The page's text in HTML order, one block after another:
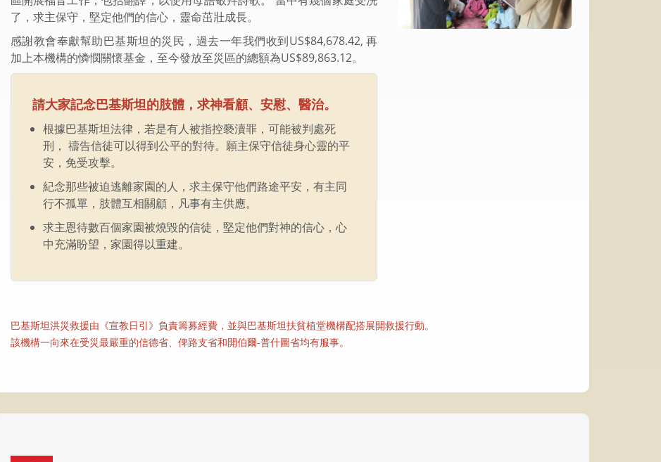
了，求主保守，堅定他們的信心，靈命茁壯成長。
感謝教會奉獻幫助巴基斯坦的災民，過去一年我們收到US$84,678.42, 再
加上本機構的憐憫關懷基金，至今發放至災區的總額為US$89,863.12。
請大家記念巴基斯坦的肢體，求神看顧、安慰、醫治。
根據巴基斯坦法律，若是有人被指控褻瀆罪，可能被判處死
刑， 禱告信徒可以得到公平的對待。願主保守信徒身心靈的平
安，免受攻擊。
紀念那些被迫逃離家園的人，求主保守他們路途平安，有主同
行不孤單，肢體互相關顧，凡事有主供應。
求主恩待數百個家園被燒毀的信徒，堅定他們對神的信心，心
中充滿盼望，家園得以重建。
巴基斯坦洪災救援由《宣教日引》負責籌募經費，並與巴基斯坦扶貧植堂機構配搭展開救援行動。
該機構一向來在受災最嚴重的信德省、俾路支省和開伯爾-普什圖省均有服事。